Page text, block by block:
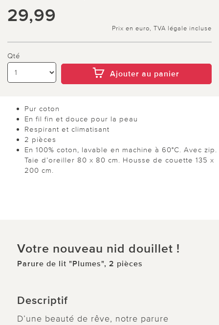
29,99
Prix en euro, TVA légale incluse
Qté
Ajouter au panier
Pur coton
En fil fin et douce pour la peau
Respirant et climatisant
2 pièces
En 100% coton, lavable en machine à 60°C. Avec zip.
Taie d’oreiller 80 x 80 cm. Housse de couette 135 x
200 cm.
Votre nouveau nid douillet !
Parure de lit "Plumes", 2 pièces
Descriptif
D’une beauté de rêve, notre parure